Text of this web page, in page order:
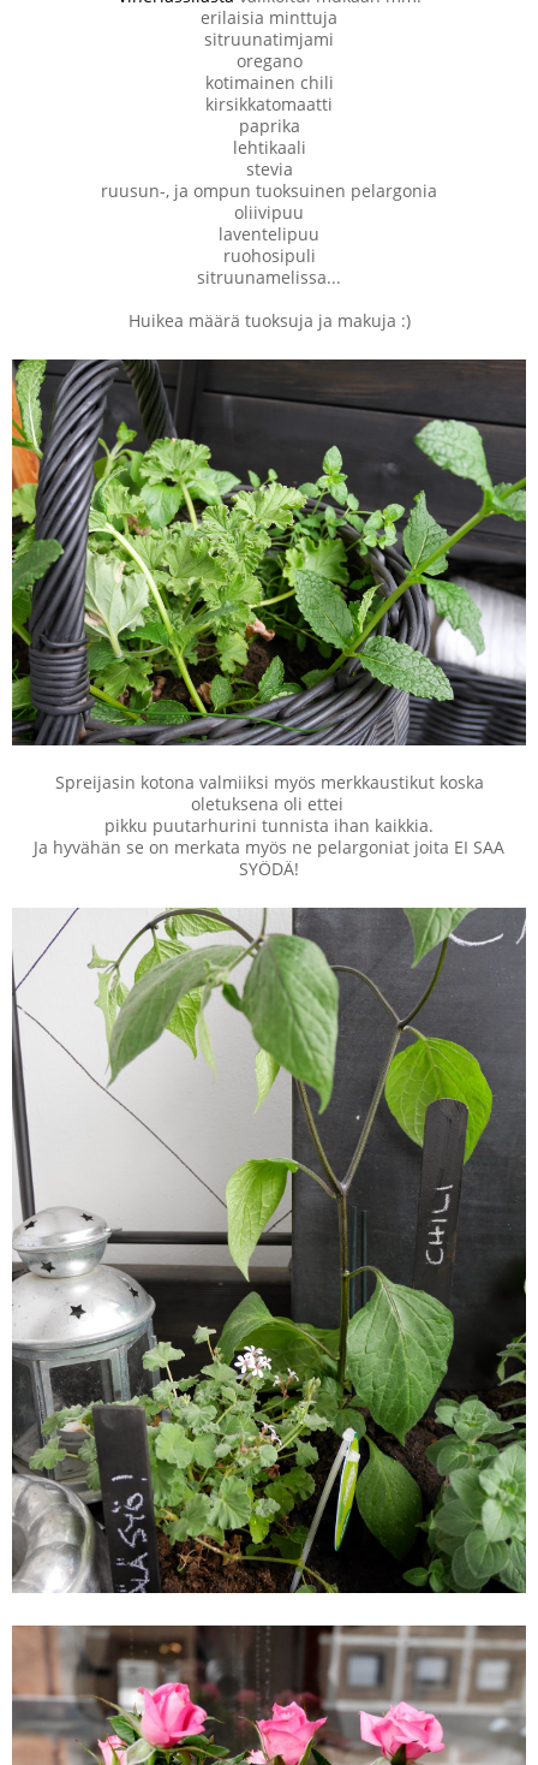
erilaisia minttuja
sitruunatimjami
oregano
kotimainen chili
kirsikkatomaatti
paprika
lehtikaali
stevia
ruusun-, ja ompun tuoksuinen pelargonia
oliivipuu
laventelipuu
ruohosipuli
sitruunamelissa...
Huikea määrä tuoksuja ja makuja :)
Spreijasin kotona valmiiksi myös merkkaustikut koska
oletuksena oli ettei
pikku puutarhurini tunnista ihan kaikkia.
Ja hyvähän se on merkata myös ne pelargoniat joita EI SAA
SYÖDÄ!